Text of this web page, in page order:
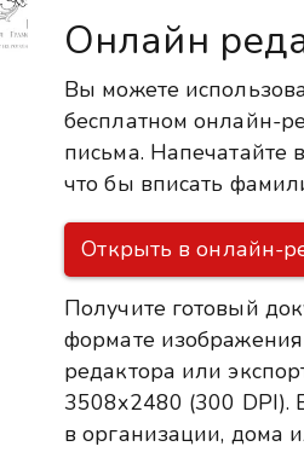
Онлайн
Вы можете
бесплатном онлайн-
письма. Напечатайте
что бы вписать
Открыть в онлайн-
Получите готовый
формате
редактора или
3508x2480 (300 DPI).
в организации, дома